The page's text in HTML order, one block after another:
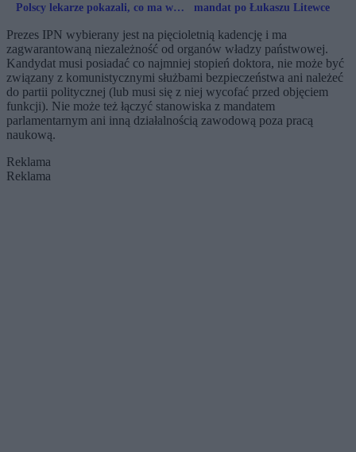
Polscy lekarze pokazali, co ma w
mandat po Łukaszu Litewce
Prezes IPN wybierany jest na pięcioletnią kadencję i ma
zagwarantowaną niezależność od organów władzy państwowej.
Kandydat musi posiadać co najmniej stopień doktora, nie może być
związany z komunistycznymi służbami bezpieczeństwa ani należeć
do partii politycznej (lub musi się z niej wycofać przed objęciem
funkcji). Nie może też łączyć stanowiska z mandatem
parlamentarnym ani inną działalnością zawodową poza pracą
naukową.
Reklama
Reklama